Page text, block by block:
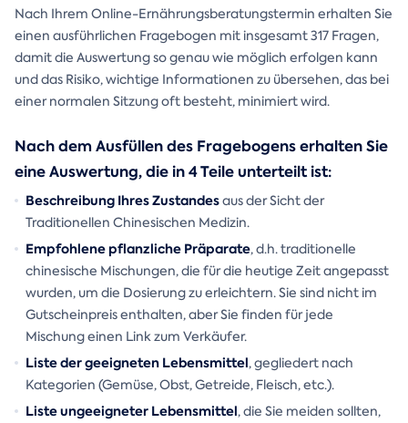
Nach Ihrem Online-Ernährungsberatungstermin erhalten Sie
einen ausführlichen Fragebogen mit insgesamt 317 Fragen,
damit die Auswertung so genau wie möglich erfolgen kann
und das Risiko, wichtige Informationen zu übersehen, das bei
einer normalen Sitzung oft besteht, minimiert wird.
Nach dem Ausfüllen des Fragebogens erhalten Sie
eine Auswertung, die in 4 Teile unterteilt ist:
Beschreibung Ihres Zustandesaus der Sicht der
Traditionellen Chinesischen Medizin.
Empfohlene pflanzliche Präparate, d.h. traditionelle
chinesische Mischungen, die für die heutige Zeit angepasst
wurden, um die Dosierung zu erleichtern. Sie sind nicht im
Gutscheinpreis enthalten, aber Sie finden für jede
Mischung einen Link zum Verkäufer.
Liste der geeigneten Lebensmittel, gegliedert nach
Kategorien (Gemüse, Obst, Getreide, Fleisch, etc.).
Liste ungeeigneter Lebensmittel, die Sie meiden sollten,